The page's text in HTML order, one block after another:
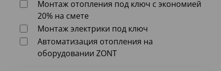
Монтаж отопления под ключ с экономией
20% на смете
Монтаж электрики под ключ
Автоматизация отопления на
оборудовании ZONT